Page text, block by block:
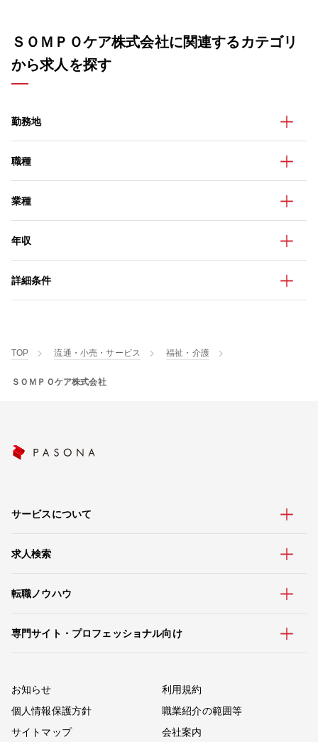
ＳＯＭＰＯケア株式会社に関連するカテゴリ
から求人を探す
勤務地
職種
業種
年収
詳細条件
TOP 流通・小売・サービス 福祉・介護
ＳＯＭＰＯケア株式会社
サービスについて
求人検索
転職ノウハウ
専門サイト・プロフェッショナル向け
お知らせ
利用規約
個人情報保護方針
職業紹介の範囲等
サイトマップ
会社案内